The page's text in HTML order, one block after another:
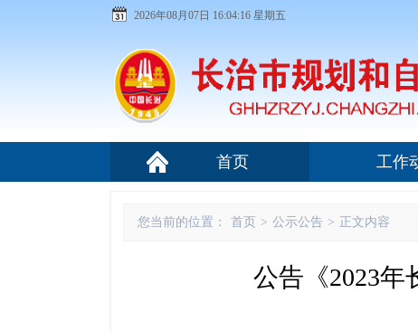
2026年08月07日 16:04:16 星期五
首页 工作
您当前的位置： 首页 > 公示公告 > 正文内容
公告《2023年